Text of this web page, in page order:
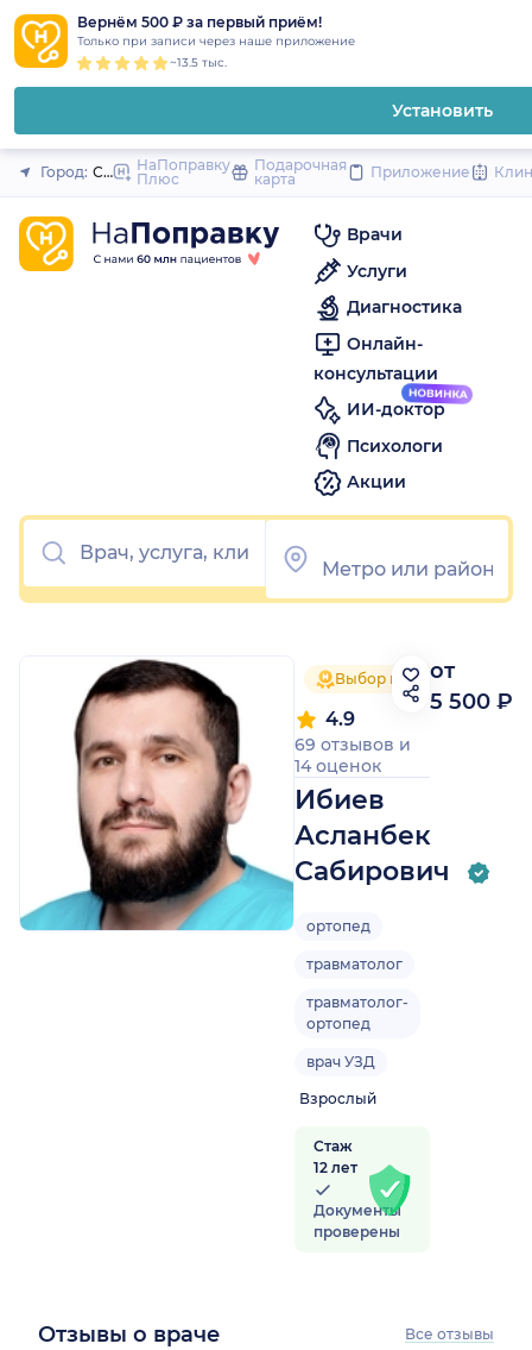
Вернём 500 ₽ за первый приём!
Только при записи через наше приложение
~13.5 тыс.
Установить
Закрыть
Город: Санкт-Петербург
НаПоправку
Плюс
Подарочная
карта
Приложение
Врачи
Услуги
Диагностика
Онлайн-
консультации
ИИ-доктор
Психологи
Акции
Выбор пациентов 2025
Ибиев
Асланбек
Сабирович
4.9
69 отзывов и
14 оценок
ортопед
травматолог
травматолог-
ортопед
врач УЗД
Взрослый
Стаж
12 лет
Документы
проверены
от
5 500 ₽
Отзывы о враче Все отзывы